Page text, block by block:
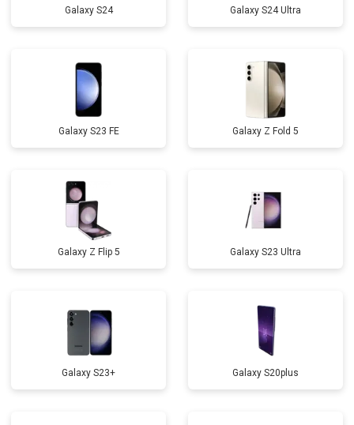
Galaxy S24 Galaxy S24 Ultra
Galaxy S23 FE Galaxy Z Fold 5
Galaxy Z Flip 5 Galaxy S23 Ultra
Galaxy S23+ Galaxy S20plus